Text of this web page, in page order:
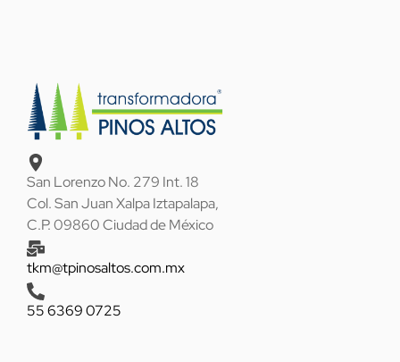
San Lorenzo No. 279 Int. 18
Col. San Juan Xalpa Iztapalapa,
C.P. 09860 Ciudad de México
tkm@tpinosaltos.com.mx
55 6369 0725